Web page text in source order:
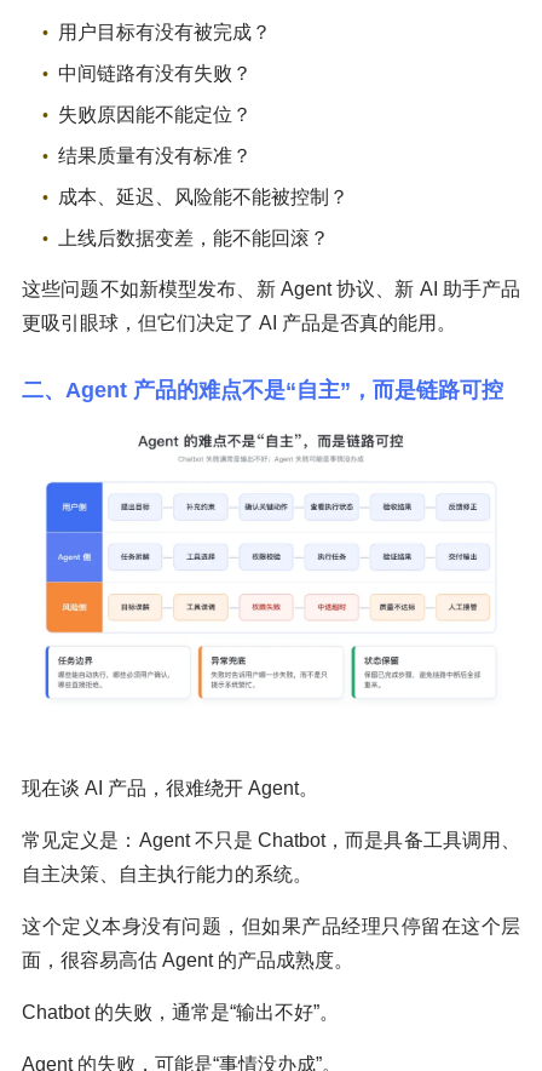
用户目标有没有被完成？
中间链路有没有失败？
失败原因能不能定位？
结果质量有没有标准？
成本、延迟、风险能不能被控制？
上线后数据变差，能不能回滚？
这些问题不如新模型发布、新 Agent 协议、新 AI 助手产品
更吸引眼球，但它们决定了 AI 产品是否真的能用。
二、Agent 产品的难点不是“自主”，而是链路可控
现在谈 AI 产品，很难绕开 Agent。
常见定义是：Agent 不只是 Chatbot，而是具备工具调用、
自主决策、自主执行能力的系统。
这个定义本身没有问题，但如果产品经理只停留在这个层
面，很容易高估 Agent 的产品成熟度。
Chatbot 的失败，通常是“输出不好”。
Agent 的失败，可能是“事情没办成”。